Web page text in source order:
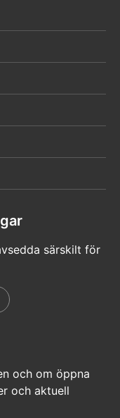
särskilt för
och om öppna
och aktuell